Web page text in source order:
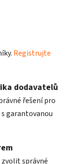
Registrujte
dodavatelů
řešení pro
garantovanou
správné